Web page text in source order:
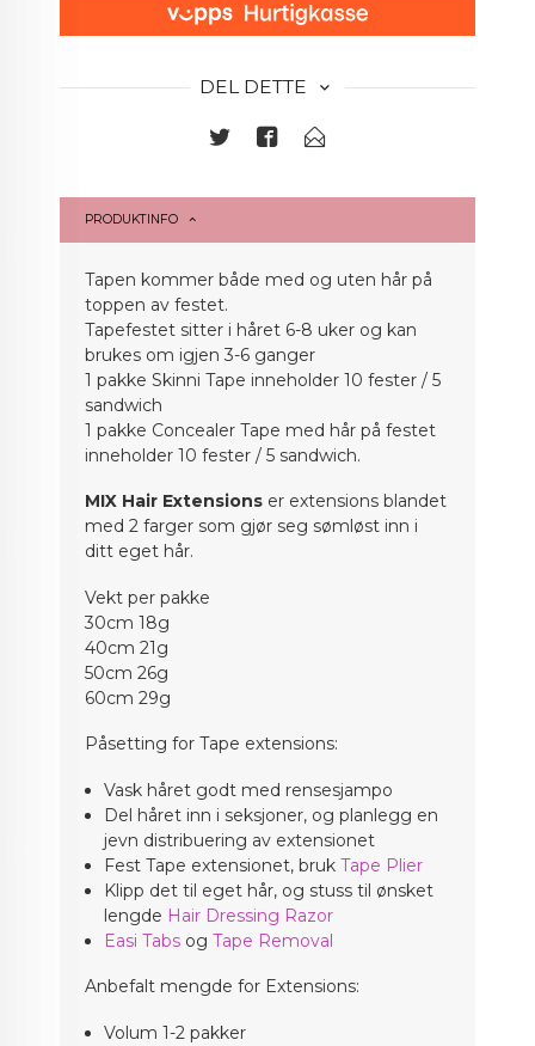
DEL DETTE
PRODUKTINFO
Tapen kommer både med og uten hår på
toppen av festet.
Tapefestet sitter i håret 6-8 uker og kan
brukes om igjen 3-6 ganger
1 pakke Skinni Tape inneholder 10 fester / 5
sandwich
1 pakke Concealer Tape med hår på festet
inneholder 10 fester / 5 sandwich.
MIX Hair Extensions er extensions blandet
med 2 farger som gjør seg sømløst inn i
ditt eget hår.
Vekt per pakke
30cm 18g
40cm 21g
50cm 26g
60cm 29g
Påsetting for Tape extensions:
Vask håret godt med rensesjampo
Del håret inn i seksjoner, og planlegg en
jevn distribuering av extensionet
Fest Tape extensionet, bruk Tape Plier
Klipp det til eget hår, og stuss til ønsket
lengde Hair Dressing Razor
Easi Tabsog Tape Removal
Anbefalt mengde for Extensions:
Volum 1-2 pakker